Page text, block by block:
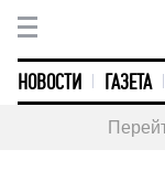
НОВОСТИ ГАЗЕТА